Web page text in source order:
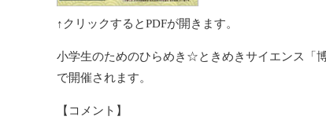
↑クリックするとPDFが開きます。
小学生のためのひらめき☆ときめきサイエンス「
で開催されます。
【コメント】